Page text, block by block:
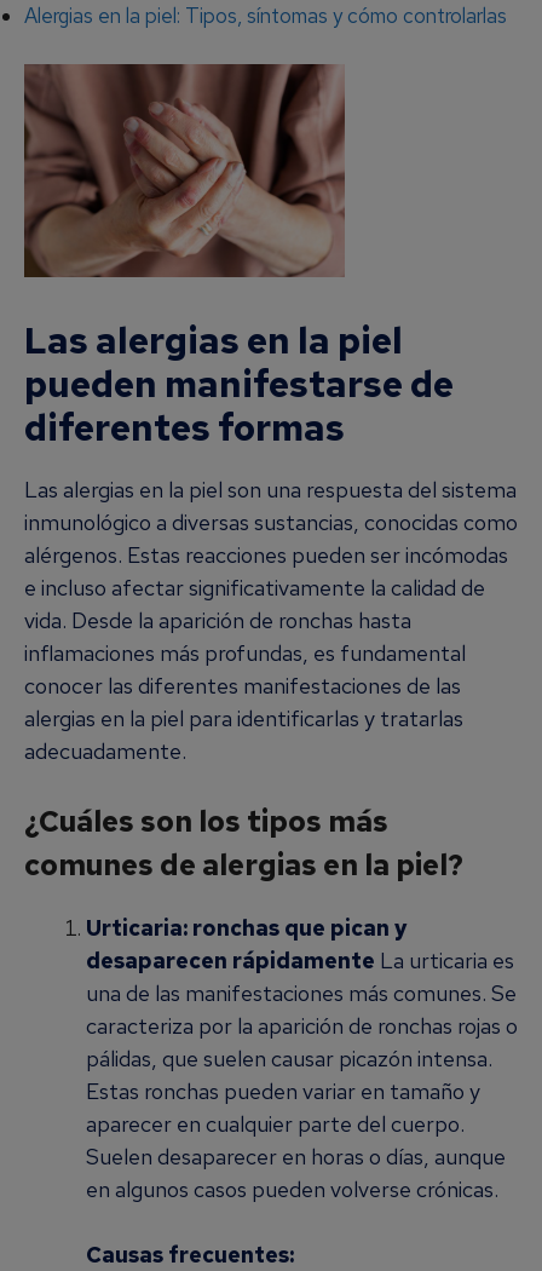
Alergias en la piel: Tipos, síntomas y cómo controlarlas
Las alergias en la piel
pueden manifestarse de
diferentes formas
Las alergias en la piel son una respuesta del sistema
inmunológico a diversas sustancias, conocidas como
alérgenos. Estas reacciones pueden ser incómodas
e incluso afectar significativamente la calidad de
vida. Desde la aparición de ronchas hasta
inflamaciones más profundas, es fundamental
conocer las diferentes manifestaciones de las
alergias en la piel para identificarlas y tratarlas
adecuadamente.
¿Cuáles son los tipos más
comunes de alergias en la piel?
Urticaria: ronchas que pican y
desaparecen rápidamente La urticaria es
una de las manifestaciones más comunes. Se
caracteriza por la aparición de ronchas rojas o
pálidas, que suelen causar picazón intensa.
Estas ronchas pueden variar en tamaño y
aparecer en cualquier parte del cuerpo.
Suelen desaparecer en horas o días, aunque
en algunos casos pueden volverse crónicas.
Causas frecuentes: